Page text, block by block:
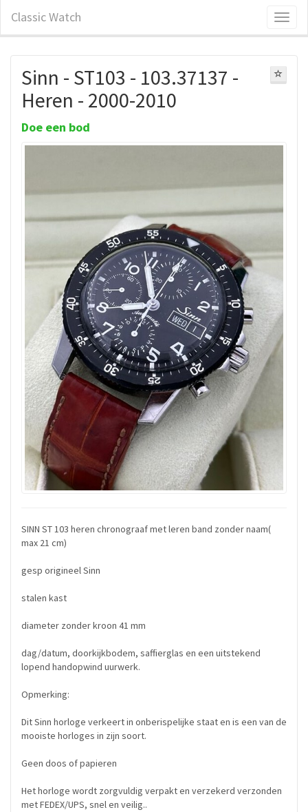
Classic Watch
Sinn - ST103 - 103.37137 -
Heren - 2000-2010
Doe een bod
SINN ST 103 heren chronograaf met leren band zonder naam(
max 21 cm)
gesp origineel Sinn
stalen kast
diameter zonder kroon 41 mm
dag/datum, doorkijkbodem, saffierglas en een uitstekend
lopend handopwind uurwerk.
Opmerking:
Dit Sinn horloge verkeert in onberispelijke staat en is een van de
mooiste horloges in zijn soort.
Geen doos of papieren
Het horloge wordt zorgvuldig verpakt en verzekerd verzonden
met FEDEX/UPS, snel en veilig..